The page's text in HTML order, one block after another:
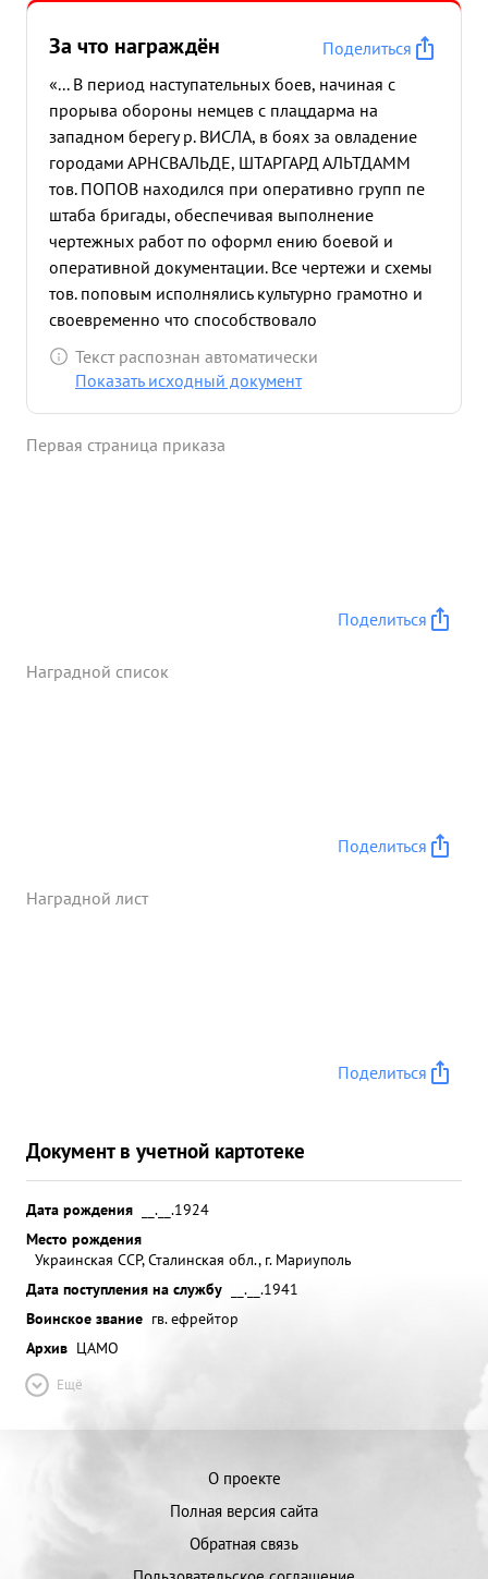
За что награждён
Поделиться
«... В период наступательных боев, начиная с
прорыва обороны немцев с плацдарма на
западном берегу р. ВИСЛА, в боях за овладение
городами АРНСВАЛЬДЕ, ШТАРГАРД АЛЬТДАММ
тов. ПОПОВ находился при оперативно групп пе
штаба бригады, обеспечивая выполнение
чертежных работ по оформл ению боевой и
оперативной документации. Все чертежи и схемы
тов. поповым исполнялись культурно грамотно и
своевременно что способствовало
своевременному доведению документации до
дивизионов и выполнения боевых задач
Текст распознан автоматически
Показать исходный документ
Первая страница приказа
Поделиться
Наградной список
Поделиться
Наградной лист
Поделиться
Документ в учетной картотеке
Дата рождения
__.__.1924
Место рождения
Украинская ССР, Сталинская обл., г. Мариуполь
Дата поступления на службу
__.__.1941
Воинское звание гв. ефрейтор
Архив ЦАМО
Ещё
О проекте
Полная версия сайта
Обратная связь